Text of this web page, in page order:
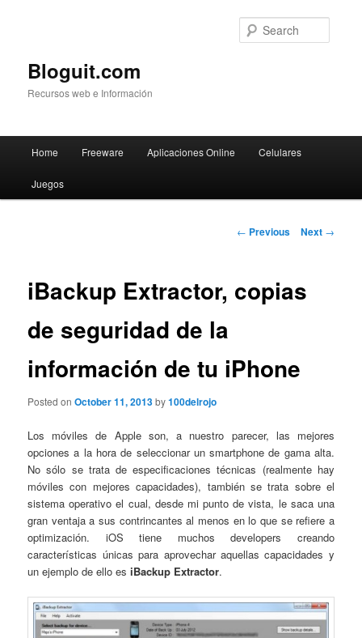
Bloguit.com
Recursos web e Información
Skip
to
Home Freeware Aplicaciones Online Celulares
Juegos
Post
← Previous Next →
iBackup Extractor, copias
de seguridad de la
información de tu iPhone
Posted onOctober 11, 2013by100delrojo
Los móviles de Apple son, a nuestro parecer, las mejores
opciones a la hora de seleccionar un smartphone de gama alta.
No sólo se trata de especificaciones técnicas (realmente hay
móviles con mejores capacidades), también se trata sobre el
sistema operativo el cual, desde mi punto de vista, le saca una
gran ventaja a sus contrincantes al menos en lo que se refiere a
optimización. iOS tiene muchos developers creando
características únicas para aprovechar aquellas capacidades y
un ejemplo de ello esiBackup Extractor.